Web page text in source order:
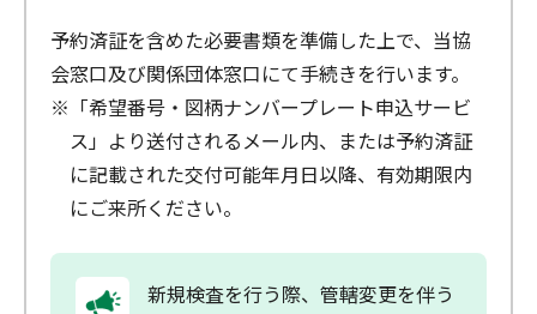
予約済証を含めた必要書類を準備した上で、当協
会窓口及び関係団体窓口にて手続きを行います。
※「希望番号・図柄ナンバープレート申込サービ
ス」より送付されるメール内、または予約済証
に記載された交付可能年月日以降、有効期限内
にご来所ください。
新規検査を行う際、管轄変更を伴う